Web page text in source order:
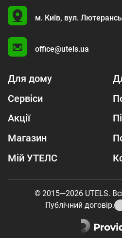
U
м. Київ, вул.
office@utels.ua
Для дому
Сервіси
Акції
Магазин
Мій УТЕЛС
© 2015—2026 UTELS.
Публічний договір.